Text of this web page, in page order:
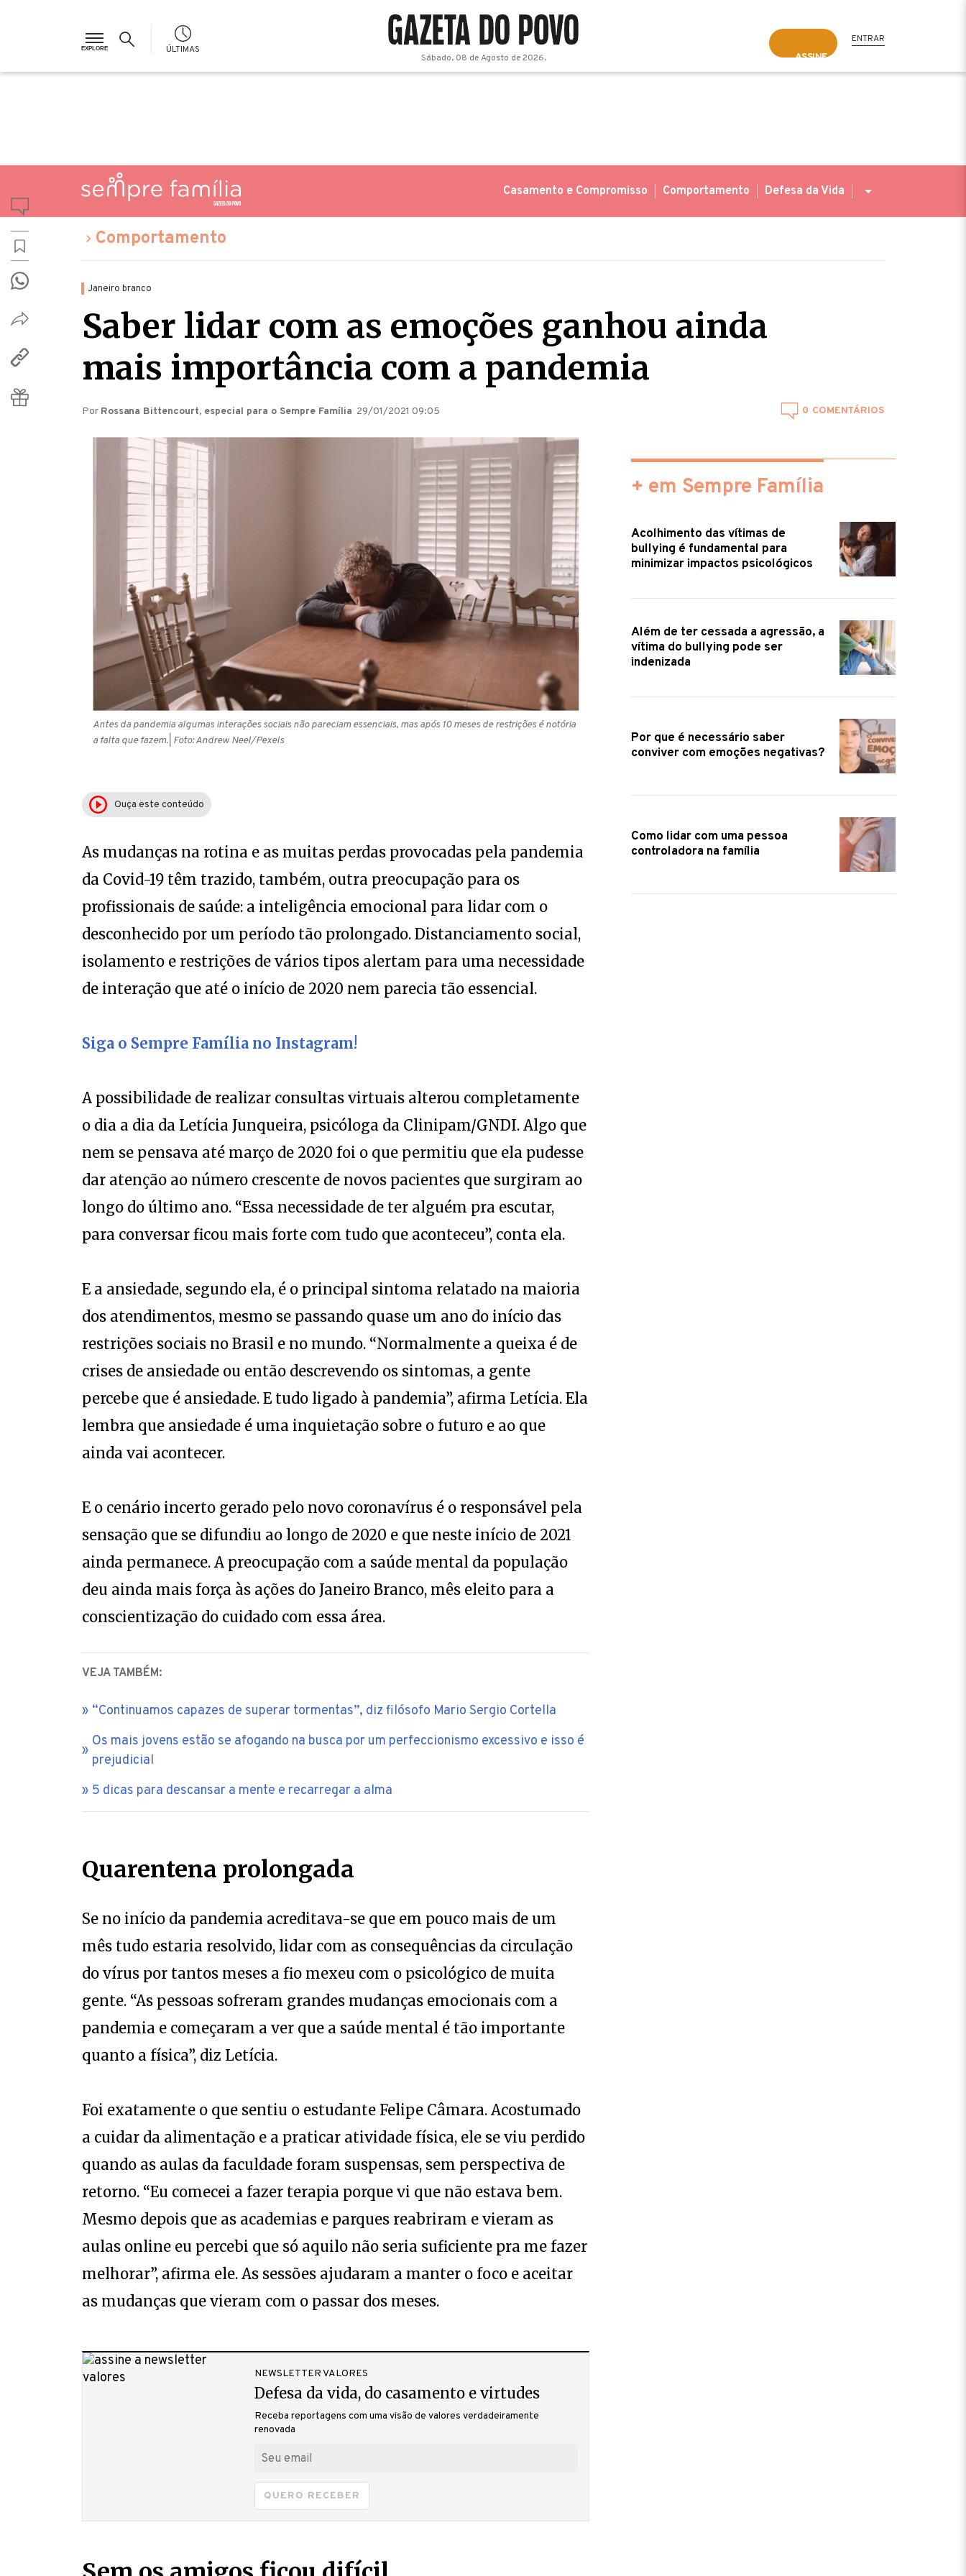
ÚLTIMAS
ASSINE
ENTRAR
Sábado, 08 de Agosto de 2026.
Casamento e Compromisso Comportamento Defesa da Vida
Comportamento
Janeiro branco
Saber lidar com as emoções ganhou ainda
mais importância com a pandemia
Por Rossana Bittencourt, especial para o Sempre Família 29/01/2021 09:05 0
Antes da pandemia algumas interações sociais não pareciam essenciais, mas após 10 meses de restrições é notória
a falta que fazem.| Foto: Andrew Neel/Pexels
Ouça este conteúdo
As mudanças na rotina e as muitas perdas provocadas pela pandemia
da Covid-19 têm trazido, também, outra preocupação para os
profissionais de saúde: a inteligência emocional para lidar com o
desconhecido por um período tão prolongado. Distanciamento social,
isolamento e restrições de vários tipos alertam para uma necessidade
de interação que até o início de 2020 nem parecia tão essencial.
Siga o Sempre Família no Instagram!
A possibilidade de realizar consultas virtuais alterou completamente
o dia a dia da Letícia Junqueira, psicóloga da Clinipam/GNDI. Algo que
nem se pensava até março de 2020 foi o que permitiu que ela pudesse
dar atenção ao número crescente de novos pacientes que surgiram ao
longo do último ano. “Essa necessidade de ter alguém pra escutar,
para conversar ficou mais forte com tudo que aconteceu”, conta ela.
E a ansiedade, segundo ela, é o principal sintoma relatado na maioria
dos atendimentos, mesmo se passando quase um ano do início das
restrições sociais no Brasil e no mundo. “Normalmente a queixa é de
crises de ansiedade ou então descrevendo os sintomas, a gente
percebe que é ansiedade. E tudo ligado à pandemia”, afirma Letícia. Ela
lembra que ansiedade é uma inquietação sobre o futuro e ao que
ainda vai acontecer.
E o cenário incerto gerado pelo novo coronavírus é o responsável pela
sensação que se difundiu ao longo de 2020 e que neste início de 2021
ainda permanece. A preocupação com a saúde mental da população
deu ainda mais força às ações do Janeiro Branco, mês eleito para a
conscientização do cuidado com essa área.
VEJA TAMBÉM:
“Continuamos capazes de superar tormentas”, diz filósofo Mario Sergio Cortella
Os mais jovens estão se afogando na busca por um perfeccionismo excessivo e isso é
prejudicial
5 dicas para descansar a mente e recarregar a alma
Quarentena prolongada
Se no início da pandemia acreditava-se que em pouco mais de um
mês tudo estaria resolvido, lidar com as consequências da circulação
do vírus por tantos meses a fio mexeu com o psicológico de muita
gente. “As pessoas sofreram grandes mudanças emocionais com a
pandemia e começaram a ver que a saúde mental é tão importante
quanto a física”, diz Letícia.
Foi exatamente o que sentiu o estudante Felipe Câmara. Acostumado
a cuidar da alimentação e a praticar atividade física, ele se viu perdido
quando as aulas da faculdade foram suspensas, sem perspectiva de
retorno. “Eu comecei a fazer terapia porque vi que não estava bem.
Mesmo depois que as academias e parques reabriram e vieram as
aulas online eu percebi que só aquilo não seria suficiente pra me fazer
melhorar”, afirma ele. As sessões ajudaram a manter o foco e aceitar
as mudanças que vieram com o passar dos meses.
NEWSLETTER VALORES
Defesa da vida, do casamento e virtudes
Receba reportagens com uma visão de valores verdadeiramente
renovada
QUERO RECEBER
+ em Sempre Família
Acolhimento das vítimas de
bullying é fundamental para
minimizar impactos psicológicos
Além de ter cessada a agressão, a
vítima do bullying pode ser
indenizada
Por que é necessário saber
conviver com emoções negativas?
Como lidar com uma pessoa
controladora na família